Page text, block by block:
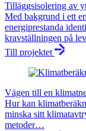
Tilläggsisolering av
Med bakgrund i ett
energiprestanda
kravställningen på
Till projektet
Vägen till en
Hur kan
minska sitt
metoder…